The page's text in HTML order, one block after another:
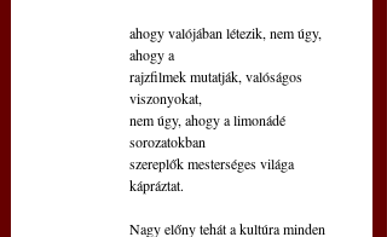
ahogy valójában létezik, nem úgy,
ahogy a
rajzfilmek mutatják, valóságos
viszonyokat,
nem úgy, ahogy a limonádé
sorozatokban
szereplők mesterséges világa
kápráztat.
Nagy előny tehát a kultúra minden